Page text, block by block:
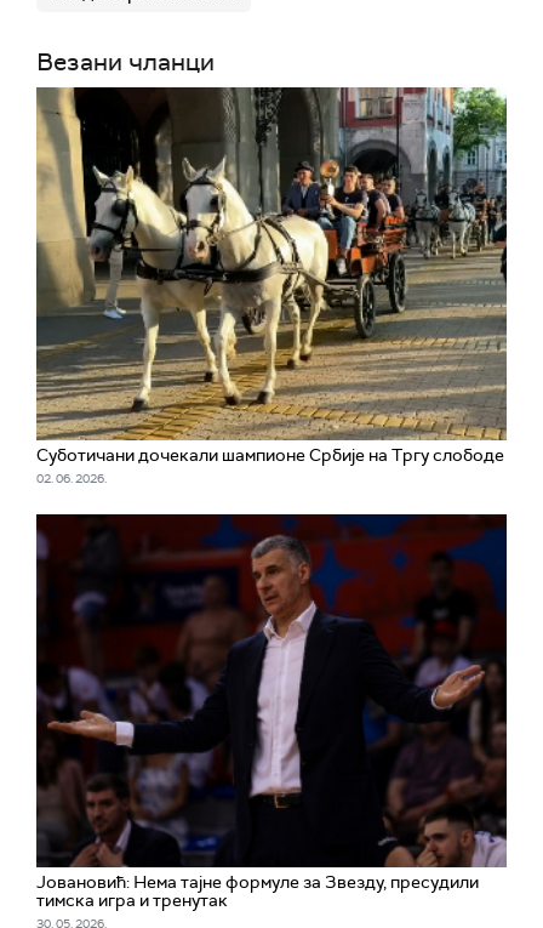
Везани чланци
Суботичани дочекали шампионе Србије на Тргу слободе
02. 06. 2026.
Јовановић: Нема тајне формуле за Звезду, пресудили
тимска игра и тренутак
30. 05. 2026.